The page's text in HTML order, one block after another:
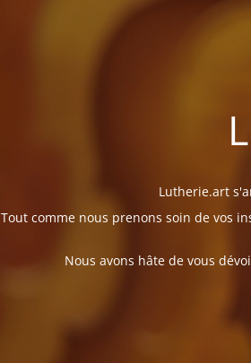
Lutherie.art
Tout comme nous prenons soin de vos
Nous avons hâte de vous